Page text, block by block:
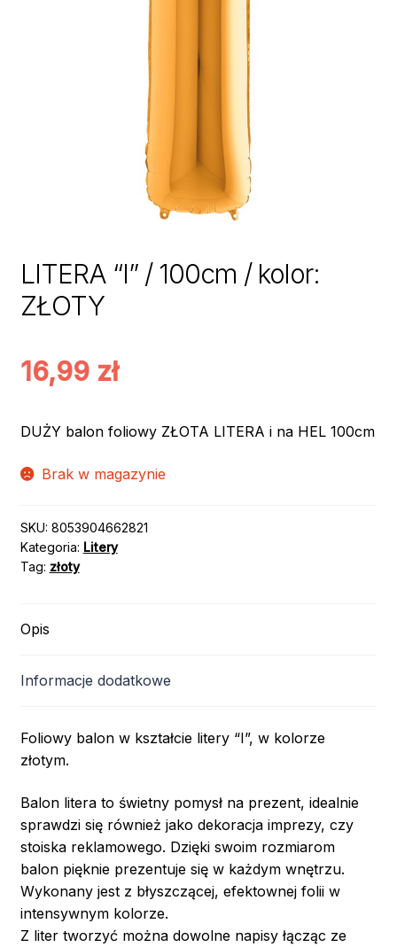
LITERA “I” / 100cm / kolor:
ZŁOTY
16,99 zł
DUŻY balon foliowy ZŁOTA LITERA i na HEL 100cm
Brak w magazynie
SKU: 8053904662821
Kategoria: Litery
Tag: złoty
Opis
Informacje dodatkowe
Foliowy balon w kształcie litery “I”, w kolorze
złotym.
Balon litera to świetny pomysł na prezent, idealnie
sprawdzi się również jako dekoracja imprezy, czy
stoiska reklamowego. Dzięki swoim rozmiarom
balon pięknie prezentuje się w każdym wnętrzu.
Wykonany jest z błyszczącej, efektownej folii w
intensywnym kolorze.
Z liter tworzyć można dowolne napisy łącząc ze